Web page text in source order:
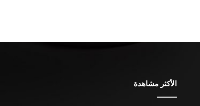
الأكثر مشاهدة